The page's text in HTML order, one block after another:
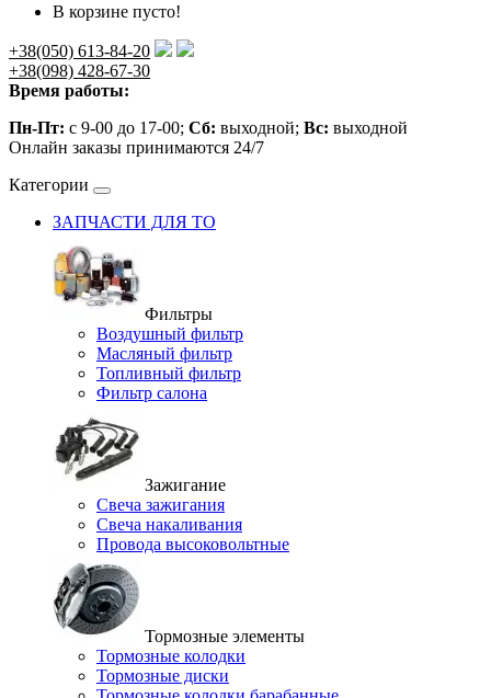
В корзине пусто!
+38(050) 613-84-20
+38(098) 428-67-30
Время работы:
Пн-Пт: с 9-00 до 17-00; Сб: выходной; Вс: выходной
Онлайн заказы принимаются 24/7
Категории
ЗАПЧАСТИ ДЛЯ ТО
Фильтры
Воздушный фильтр
Масляный фильтр
Топливный фильтр
Фильтр салона
Зажигание
Свеча зажигания
Свеча накаливания
Провода высоковольтные
Тормозные элементы
Тормозные колодки
Тормозные диски